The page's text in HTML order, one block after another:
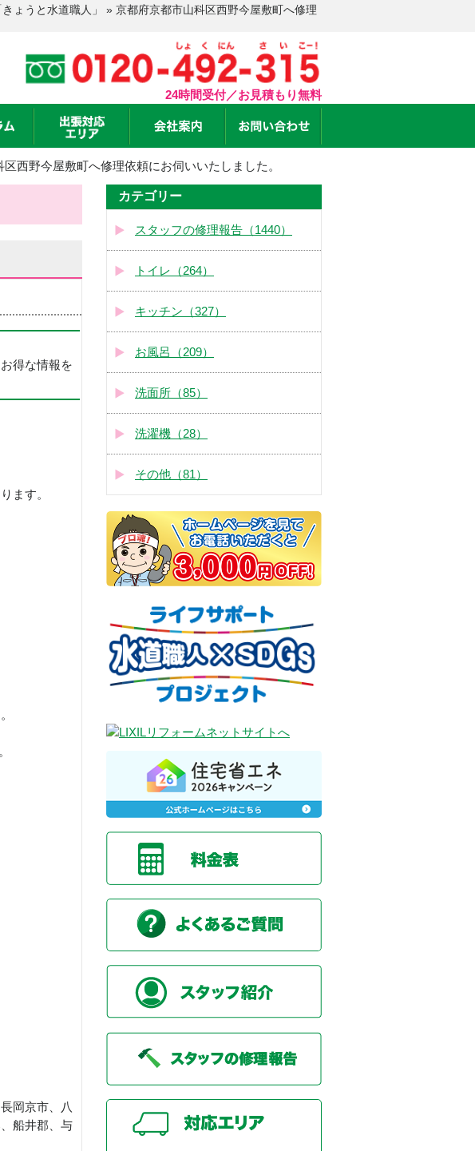
ょうと水道職人」 » 京都府京都市山科区西野今屋敷町へ修理
24時間受付／お見積もり無料
西野今屋敷町へ修理依頼にお伺いいたしました。
得な情報を
ます。
岡京市、八
船井郡、与
カテゴリー
スタッフの修理報告（1440）
トイレ（264）
キッチン（327）
お風呂（209）
洗面所（85）
洗濯機（28）
その他（81）